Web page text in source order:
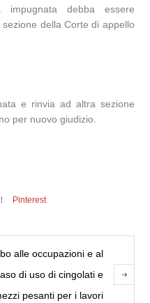
debba essere
della Corte di appello
e rinvia ad altra sezione
per nuovo giudizio.
Pinterest
alle occupazioni e al
di uso di cingolati e
pesanti per i lavori